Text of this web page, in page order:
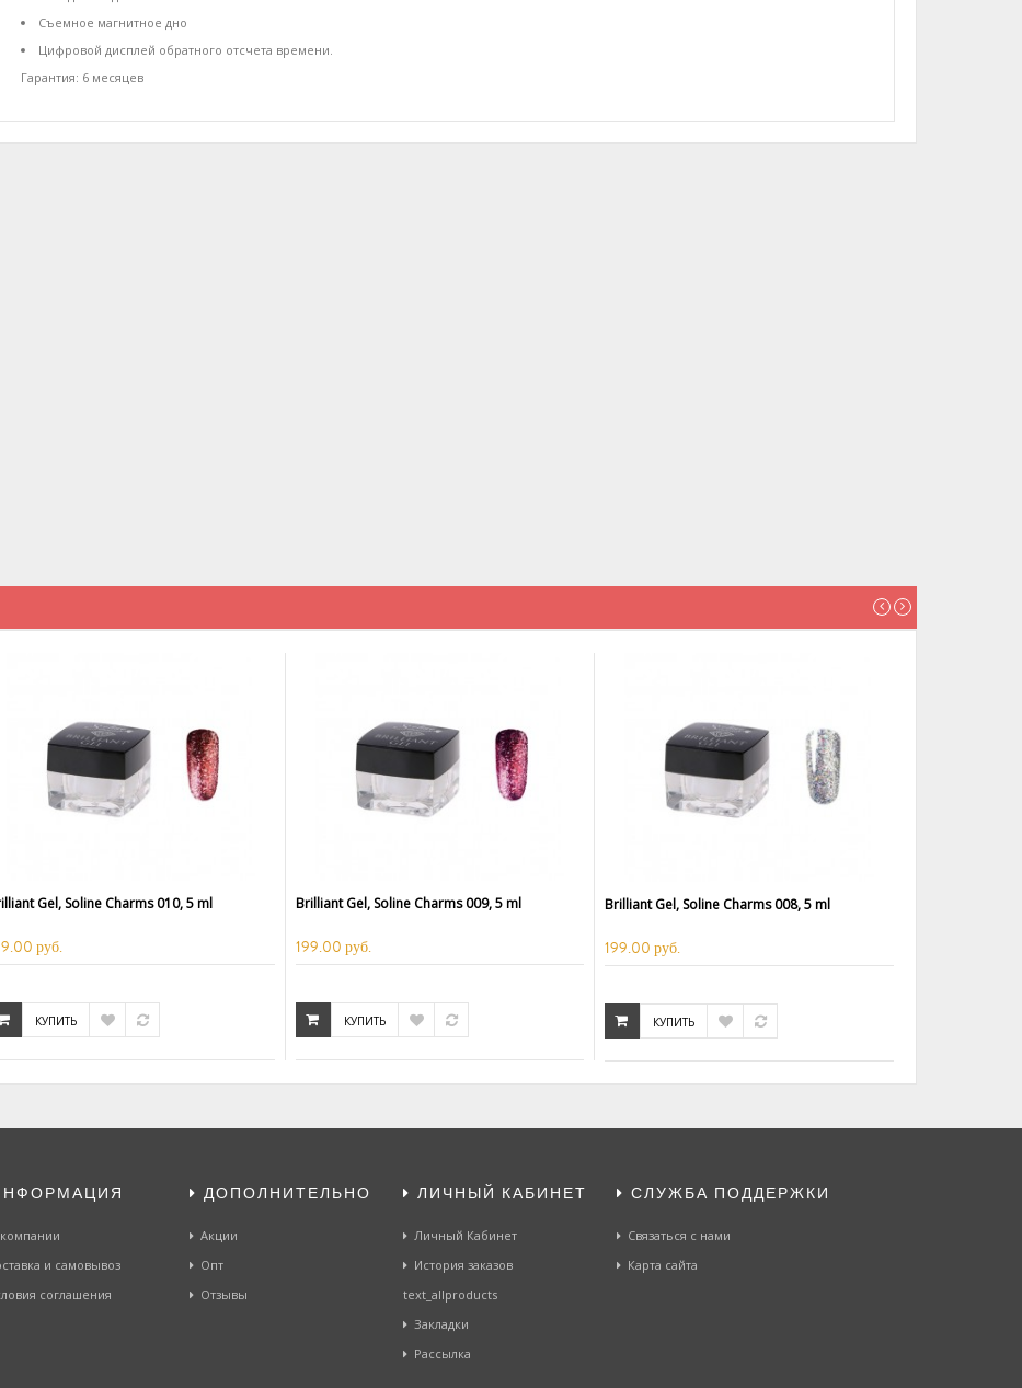
Съемное магнитное дно
Цифровой дисплей обратного отсчета времени.
Гарантия: 6 месяцев
Gel, Soline Charms 010, 5 ml
руб.
КУПИТЬ
Brilliant Gel, Soline Charms 009, 5 ml
199.00 руб.
КУПИТЬ
Brilliant Gel, Soline Charms 008, 5 ml
199.00 руб.
КУПИТЬ
и самовывоз
соглашения
ДОПОЛНИТЕЛЬНО
Акции
Опт
Отзывы
ЛИЧНЫЙ КАБИНЕТ
Личный Кабинет
История заказов
text_allproducts
Закладки
Рассылка
СЛУЖБА ПОДДЕРЖКИ
Связаться с нами
Карта сайта